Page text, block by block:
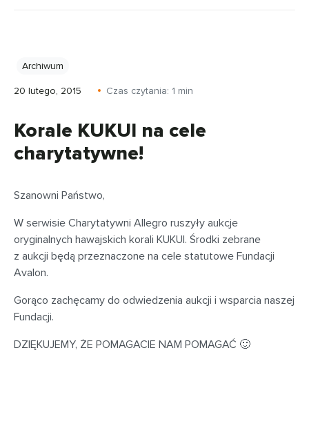
Archiwum
20 lutego, 2015 Czas czytania: 1 min
Korale KUKUI na cele
charytatywne!
Szanowni Państwo,
W serwisie Charytatywni Allegro ruszyły aukcje
oryginalnych hawajskich korali KUKUI. Środki zebrane
z aukcji będą przeznaczone na cele statutowe Fundacji
Avalon.
Gorąco zachęcamy do odwiedzenia aukcji i wsparcia naszej
Fundacji.
DZIĘKUJEMY, ŻE POMAGACIE NAM POMAGAĆ 🙂